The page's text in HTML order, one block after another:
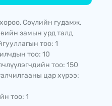
Сөүлийн гудамж,
замын урд талд
тоо: 1
тоо: 10
тоо: 150
цар хүрээ:
тоо: 1